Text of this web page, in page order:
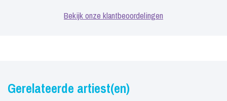
Bekijk onze klantbeoordelingen
Gerelateerde artiest(en)